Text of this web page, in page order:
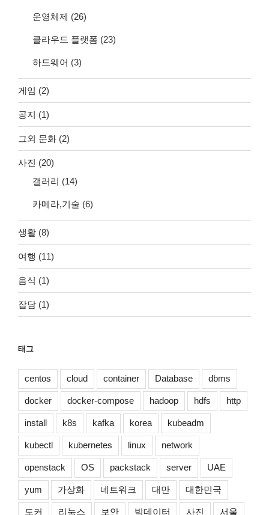
운영체제 (26)
클라우드 플랫폼 (23)
하드웨어 (3)
게임 (2)
공지 (1)
그외 문화 (2)
사진 (20)
갤러리 (14)
카메라,기술 (6)
생활 (8)
여행 (11)
음식 (1)
잡담 (1)
태그
centos cloud container Database dbms
docker docker-compose hadoop hdfs http
install k8s kafka korea kubeadm
kubectl kubernetes linux network
openstack OS packstack server UAE
yum 가상화 네트워크 대만 대한민국
도커 리눅스 보안 빅데이터 사진 서울